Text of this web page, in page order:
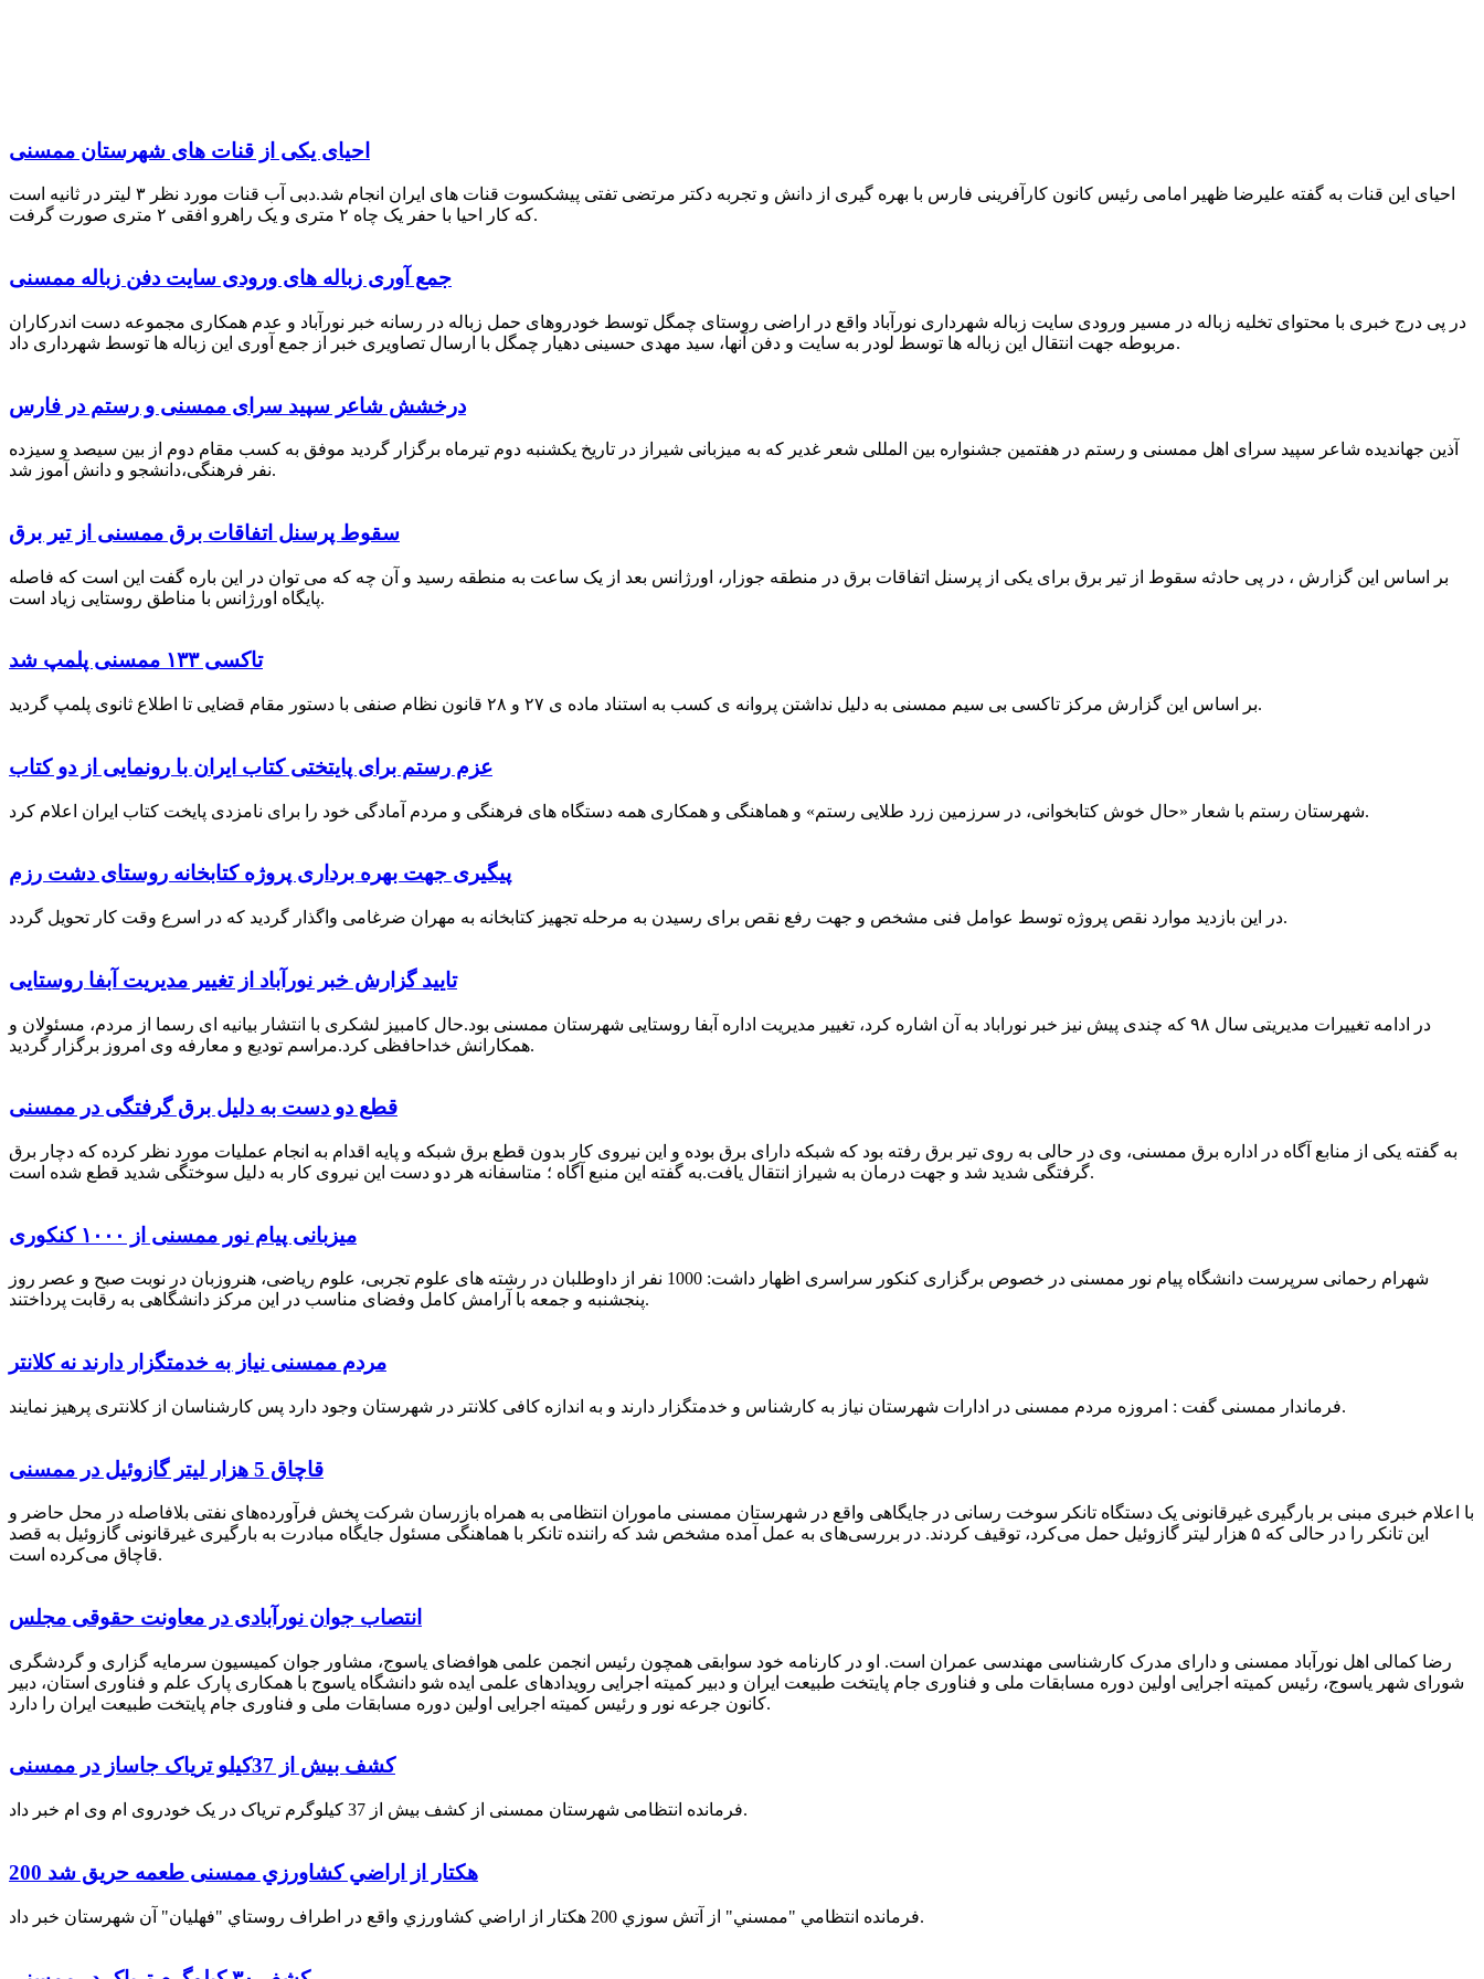
احیای یکی از قنات های شهرستان ممسنی
احیای این قنات به گفته علیرضا ظهیر امامی رئیس کانون کارآفرینی فارس با بهره گیری از دانش و تجربه دکتر مرتضی تفتی پیشکسوت قنات های ایران انجام شد.دبی آب قنات مورد نظر ۳ لیتر در ثانیه است
که کار احیا با حفر یک چاه ۲ متری و یک راهرو افقی ۲ متری صورت گرفت.
جمع آوری زباله های ورودی سایت دفن زباله ممسنی
در پی درج خبری با محتوای تخلیه زباله در مسیر ورودی سایت زباله شهرداری نورآباد واقع در اراضی روستای چمگل توسط خودروهای حمل زباله در رسانه خبر نورآباد و عدم همکاری مجموعه دست اندرکاران
مربوطه جهت انتقال این زباله ها توسط لودر به سایت و دفن آنها، سید مهدی حسینی دهیار چمگل با ارسال تصاویری خبر از جمع آوری این زباله ها توسط شهرداری داد.
درخشش شاعر سپید سرای ممسنی و رستم در فارس
آذین جهاندیده شاعر سپید سرای اهل ممسنی و رستم در هفتمین جشنواره بین المللی شعر غدیر که به میزبانی شیراز در تاریخ یکشنبه دوم تیرماه برگزار گردید موفق به کسب مقام دوم از بین سیصد و سیزده
نفر فرهنگی،دانشجو و دانش آموز شد.
سقوط پرسنل اتفاقات برق ممسنی از تیر برق
بر اساس این گزارش ، در پی حادثه سقوط از تیر برق برای یکی از پرسنل اتفاقات برق در منطقه جوزار، اورژانس بعد از یک ساعت به منطقه رسید و آن چه که می توان در این باره گفت این است که فاصله
پایگاه اورژانس با مناطق روستایی زیاد است.
تاکسی ۱۳۳ ممسنی پلمپ شد
بر اساس این گزارش مرکز تاکسی بی سیم ممسنی به دلیل نداشتن پروانه ی کسب به استناد ماده ی ۲۷ و ۲۸ قانون نظام صنفی با دستور مقام قضایی تا اطلاع ثانوی پلمپ گردید.
عزم رستم برای پایتختی کتاب ایران با رونمایی از دو کتاب
شهرستان رستم با شعار «حال خوش کتابخوانی، در سرزمین زرد طلایی رستم» و هماهنگی و همکاری همه دستگاه های فرهنگی و مردم آمادگی خود را برای نامزدی پایخت کتاب ایران اعلام کرد.
پیگیری جهت بهره برداری پروژه کتابخانه روستای دشت رزم
در این بازدید موارد نقص پروژه توسط عوامل فنی مشخص و جهت رفع نقص برای رسیدن به مرحله تجهیز کتابخانه به مهران ضرغامی واگذار گردید که در اسرع وقت کار تحویل گردد.
تایید گزارش خبر نورآباد از تغییر مدیریت آبفا روستایی
در ادامه تغییرات مدیریتی سال ۹۸ که چندی پیش نیز خبر نوراباد به آن اشاره کرد، تغییر مدیریت اداره آبفا روستایی شهرستان ممسنی بود.حال کامبیز لشکری با انتشار بیانیه ای رسما از مردم، مسئولان و
همکارانش خداحافظی کرد.مراسم تودیع و معارفه وی امروز برگزار گردید.
قطع دو دست به دلیل برق گرفتگی در ممسنی
به گفته یکی از منابع آگاه در اداره برق ممسنی، وی در حالی به روی تیر برق رفته بود که شبکه دارای برق بوده و این نیروی کار بدون قطع برق شبکه و پایه اقدام به انجام عملیات مورد نظر کرده که دچار برق
گرفتگی شدید شد و جهت درمان به شیراز انتقال یافت.به گفته این منبع آگاه ؛ متاسفانه هر دو دست این نیروی کار به دلیل سوختگی شدید قطع شده است.
میزبانی پیام نور ممسنی از ۱۰۰۰ کنکوری
شهرام رحمانی سرپرست دانشگاه پیام نور ممسنی در خصوص برگزاری کنکور سراسری اظهار داشت: 1000 نفر از داوطلبان در رشته های علوم تجربی، علوم ریاضی، هنروزبان در نوبت صبح و عصر روز
پنجشنبه و جمعه با آرامش کامل وفضای مناسب در این مرکز دانشگاهی به رقابت پرداختند.
مردم ممسنی نیاز به خدمتگزار دارند نه کلانتر
فرماندار ممسنی گفت : امروزه مردم ممسنی در ادارات شهرستان نیاز به کارشناس و خدمتگزار دارند و به اندازه کافی کلانتر در شهرستان وجود دارد پس کارشناسان از کلانتری پرهیز نمایند.
قاچاق 5 هزار لیتر گازوئیل در ممسنی
با اعلام خبری مبنی بر بارگیری غیرقانونی یک دستگاه تانکر سوخت رسانی در جایگاهی واقع در شهرستان ممسنی ماموران انتظامی به همراه بازرسان شرکت پخش فرآورده‌های نفتی بلافاصله در محل حاضر و
این تانکر را در حالی که ۵ هزار لیتر گازوئیل حمل می‌کرد، توقیف کردند. در بررسی‌های به عمل آمده مشخص شد که راننده تانکر با هماهنگی مسئول جایگاه مبادرت به بارگیری غیرقانونی گازوئیل به قصد
قاچاق می‌کرده است.
انتصاب جوان نورآبادی در معاونت حقوقی مجلس
رضا کمالی اهل نورآباد ممسنی و دارای مدرک کارشناسی مهندسی عمران است. او در کارنامه خود سوابقی همچون رئیس انجمن علمی هوافضای یاسوج، مشاور جوان کمیسیون سرمایه گزاری و گردشگری
شورای شهر یاسوج، رئیس کمیته اجرایی اولین دوره مسابقات ملی و فناوری جام پایتخت طبیعت ایران و دبیر کمیته اجرایی رویدادهای علمی ایده شو دانشگاه یاسوج با همکاری پارک علم و فناوری استان، دبیر
کانون جرعه نور و رئیس کمیته اجرایی اولین دوره مسابقات ملی و فناوری جام پایتخت طبیعت ایران را دارد.
کشف بیش از 37کیلو تریاک جاساز در ممسنی
فرمانده انتظامی شهرستان ممسنی از کشف بیش از 37 کیلوگرم تریاک در یک خودروی ام وی ام خبر داد.
200 هكتار از اراضي كشاورزي ممسنی طعمه حریق شد
فرمانده انتظامي "ممسني" از آتش سوزي 200 هكتار از اراضي كشاورزي واقع در اطراف روستاي "فهلیان" آن شهرستان خبر داد.